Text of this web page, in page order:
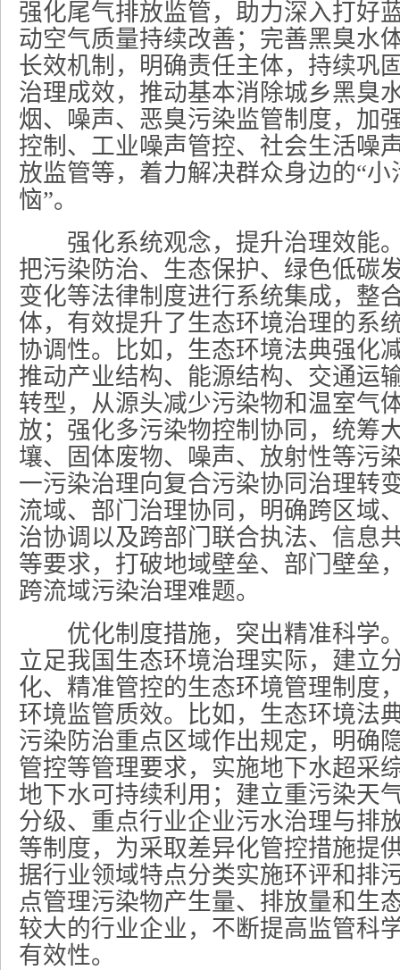
强化尾气排放监管，助力深入打好
动空气质量持续改善；完善黑臭水
长效机制，明确责任主体，持续巩
治理成效，推动基本消除城乡黑臭
烟、噪声、恶臭污染监管制度，加
控制、工业噪声管控、社会生活噪
放监管等，着力解决群众身边的“小
恼”。
强化系统观念，提升治理效能
把污染防治、生态保护、绿色低碳
变化等法律制度进行系统集成，整
体，有效提升了生态环境治理的系
协调性。比如，生态环境法典强化
推动产业结构、能源结构、交通运
转型，从源头减少污染物和温室气
放；强化多污染物控制协同，统筹
壤、固体废物、噪声、放射性等污
一污染治理向复合污染协同治理转
流域、部门治理协同，明确跨区域
治协调以及跨部门联合执法、信息
等要求，打破地域壁垒、部门壁垒
跨流域污染治理难题。
优化制度措施，突出精准科学
立足我国生态环境治理实际，建立
化、精准管控的生态环境管理制度
环境监管质效。比如，生态环境法
污染防治重点区域作出规定，明确
管控等管理要求，实施地下水超采
地下水可持续利用；建立重污染天
分级、重点行业企业污水治理与排
等制度，为采取差异化管控措施提
据行业领域特点分类实施环评和排
点管理污染物产生量、排放量和生
较大的行业企业，不断提高监管科
有效性。